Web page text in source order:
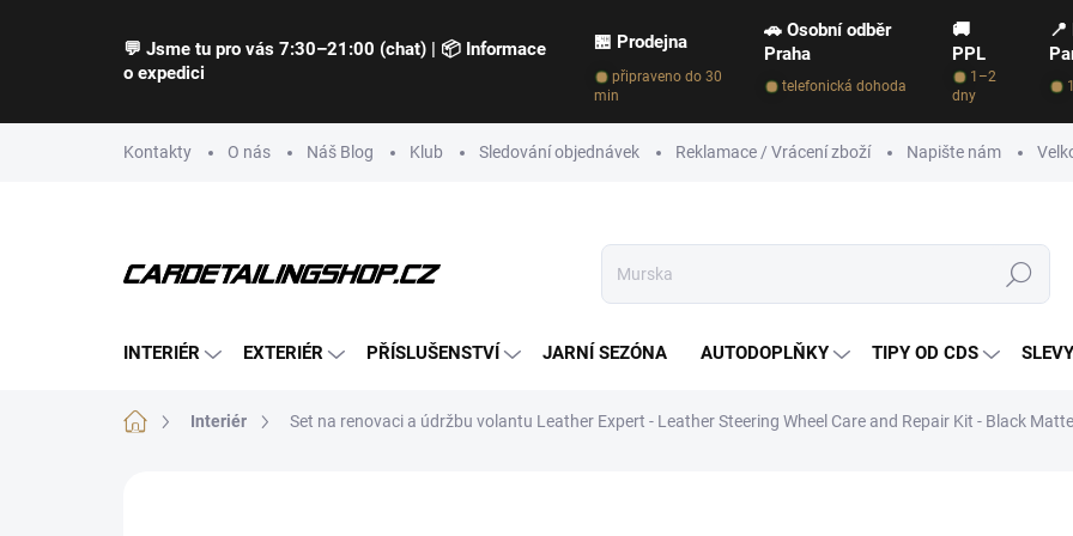
💬 Jsme tu pro vás 7:30–21:00 (chat) | 📦 Informace
o expedici
🏪 Prodejna
🚗 Osobní odběr
Praha
🚚
PPL
📍
připraveno do 30
min
telefonická dohoda
1–2
dny
Kontakty O nás Náš Blog Klub Sledování objednávek Reklamace / Vrácení zboží Napište nám
Hledat
INTERIÉR EXTERIÉR PŘÍSLUŠENSTVÍ JARNÍ SEZÓNA AUTODOPLŇKY TIPY OD CDS
Domů Interiér Set na renovaci a údržbu volantu Leather Expert - Leather Steering Wheel Care and Repair Kit - Black Matte